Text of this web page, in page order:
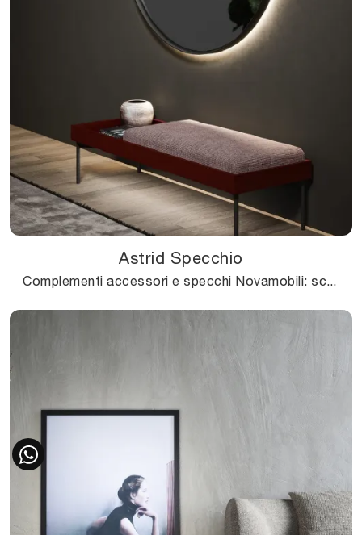
Astrid Specchio
Complementi accessori e specchi Novamobili: scopri come arricchire i tuoi interni moderni con il modello Astrid Specchio.